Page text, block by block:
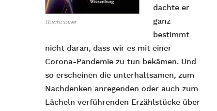
Buchcover
dachte er
ganz
bestimmt
nicht daran, dass wir es mit einer
Corona-Pandemie zu tun bekämen. Und
so erscheinen die unterhaltsamen, zum
Nachdenken anregenden oder auch zum
Lächeln verführenden Erzählstücke über